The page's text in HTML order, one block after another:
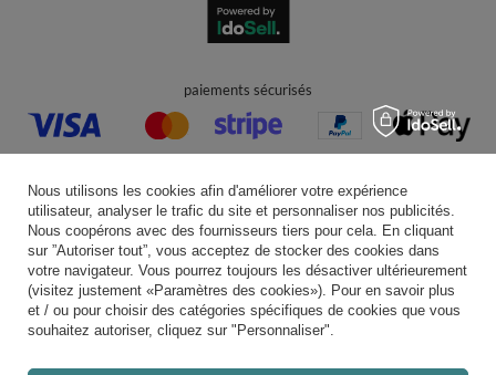
paiements sécurisés
livraison pratique
vous pouvez nous faire confiance
Nous utilisons les cookies afin d'améliorer votre expérience
utilisateur, analyser le trafic du site et personnaliser nos publicités.
Nous coopérons avec des fournisseurs tiers pour cela. En cliquant
sur ”Autoriser tout”, vous acceptez de stocker des cookies dans
votre navigateur. Vous pourrez toujours les désactiver ultérieurement
(visitez justement «Paramètres des cookies»). Pour en savoir plus
et / ou pour choisir des catégories spécifiques de cookies que vous
souhaitez autoriser, cliquez sur "Personnaliser".